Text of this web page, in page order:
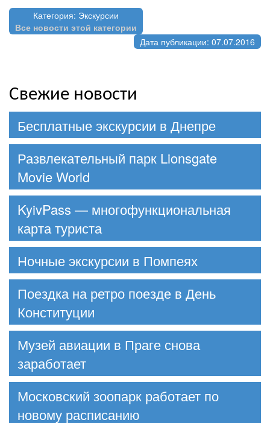
Категория: Экскурсии
Все новости этой категории
Дата публикации: 07.07.2016
Свежие новости
Бесплатные экскурсии в Днепре
Развлекательный парк Lionsgate
Movie World
KyivPass — многофункциональная
карта туриста
Ночные экскурсии в Помпеях
Поездка на ретро поезде в День
Конституции
Музей авиации в Праге снова
заработает
Московский зоопарк работает по
новому расписанию